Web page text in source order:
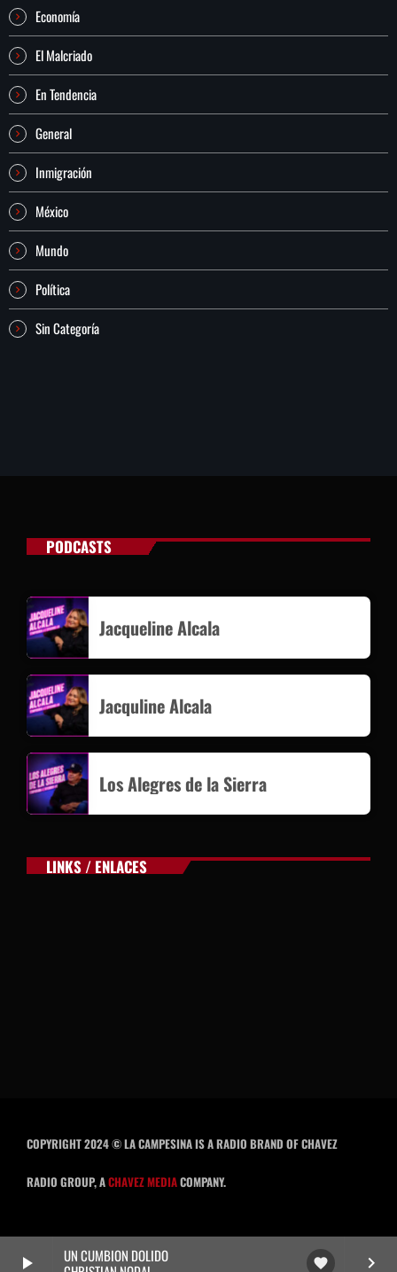
play_arrow
UN CUMBION DOLIDO
favorite keyboard_arrow_right
Economía
El Malcriado
En Tendencia
General
Inmigración
México
Mundo
Política
Sin Categoría
PODCASTS
Jacqueline Alcala
Jacquline Alcala
Los Alegres de la Sierra
LINKS / ENLACES
COPYRIGHT 2024 © LA CAMPESINA IS A RADIO BRAND OF CHAVEZ
RADIO GROUP, ACHAVEZ MEDIACOMPANY.